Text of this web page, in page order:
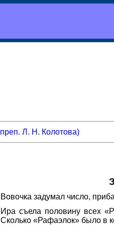
Л. Н. Колотова)
Вовочка задумал число,
Ира съела половину всех
Сколько «Рафаэлок» было в